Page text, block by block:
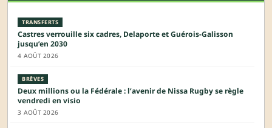
TRANSFERTS
Castres verrouille six cadres, Delaporte et Guérois-Galisson
jusqu’en 2030
4 AOÛT 2026
BRÈVES
Deux millions ou la Fédérale : l’avenir de Nissa Rugby se règle
vendredi en visio
3 AOÛT 2026